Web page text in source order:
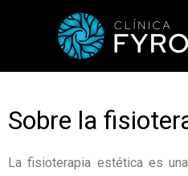
contenido
Sobre la
La fisioterapia estética es